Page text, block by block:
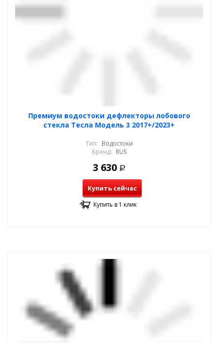
Премиум водостоки дефлекторы лобового
стекла Тесла Модель 3 2017+/2023+
Тип: Водостоки
Бренд: RUS
3 630 Р
Купить сейчас
Купить в 1 клик